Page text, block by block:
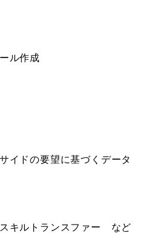
ル作成
イドの要望に基づくデータ
スキルトランスファー など